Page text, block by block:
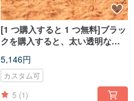
[1 つ購入すると 1 つ無料]ブラッ
クを購入すると、太い透明なガ
なガラス ストローが無料でプレ
ゼントされます。ユニークで個
人用やギフトに最適です。
5,146円
カスタム可
5 (1)